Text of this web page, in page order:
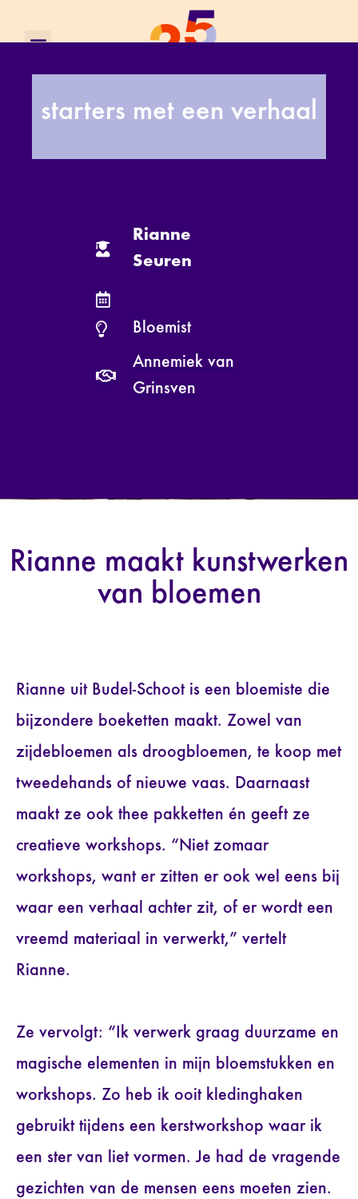
starters met een verhaal
Rianne
Seuren
Bloemist
Annemiek van
Grinsven
Rianne maakt kunstwerken
van bloemen
Rianne uit Budel-Schoot is een bloemiste die
bijzondere boeketten maakt. Zowel van
zijdebloemen als droogbloemen, te koop met
tweedehands of nieuwe vaas. Daarnaast
maakt ze ook thee pakketten én geeft ze
creatieve workshops. “Niet zomaar
workshops, want er zitten er ook wel eens bij
waar een verhaal achter zit, of er wordt een
vreemd materiaal in verwerkt,” vertelt
Rianne.
Ze vervolgt: “Ik verwerk graag duurzame en
magische elementen in mijn bloemstukken en
workshops. Zo heb ik ooit kledinghaken
gebruikt tijdens een kerstworkshop waar ik
een ster van liet vormen. Je had de vragende
gezichten van de mensen eens moeten zien.